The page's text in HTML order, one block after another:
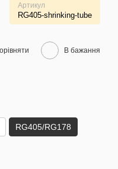
Артикул
RG405-shrinking-tube
В бажання
RG405/RG178